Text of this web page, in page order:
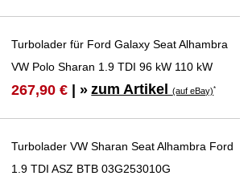
Turbolader für Ford Galaxy Seat Alhambra
VW Polo Sharan 1.9 TDI 96 kW 110 kW
267,90 € | » zum Artikel(auf eBay)*
Turbolader VW Sharan Seat Alhambra Ford
1.9 TDI ASZ BTB 03G253010G